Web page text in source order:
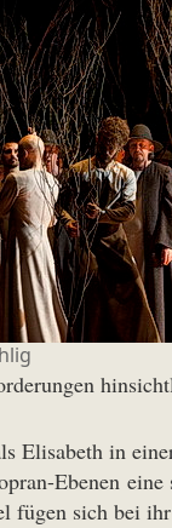
Elisabeth in
Ebenen
fügen sich bei